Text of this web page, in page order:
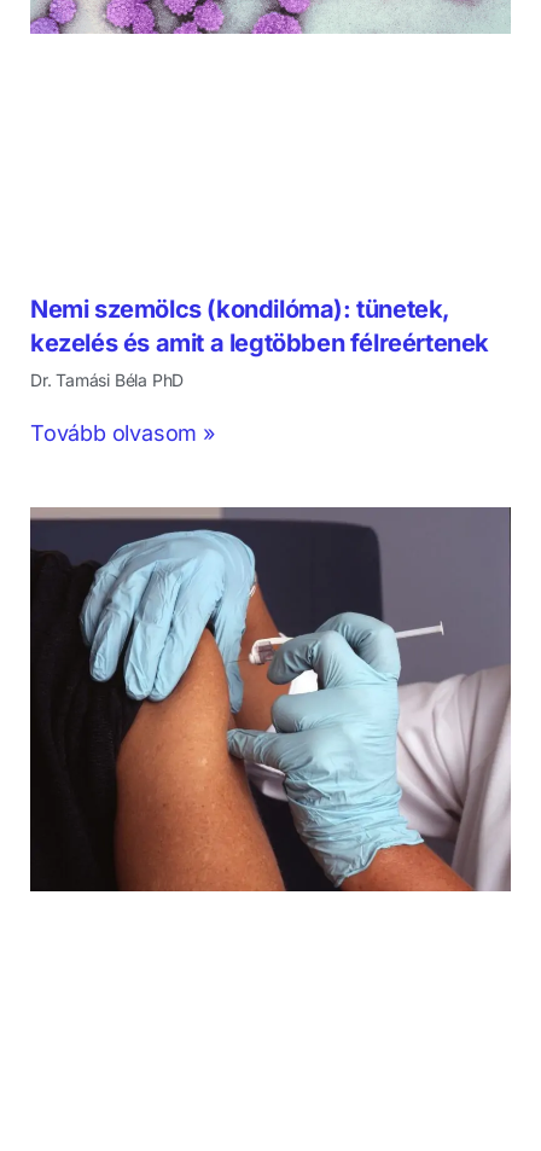
Nemi szemölcs (kondilóma): tünetek,
kezelés és amit a legtöbben félreértenek
Dr. Tamási Béla PhD
Tovább olvasom »